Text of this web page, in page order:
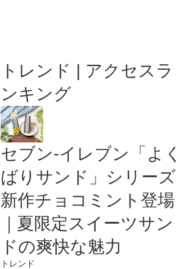
トレンド | アクセスラ
ンキング
セブン‐イレブン「よく
ばりサンド」シリーズ
新作チョコミント登場
｜夏限定スイーツサン
ドの爽快な魅力
トレンド